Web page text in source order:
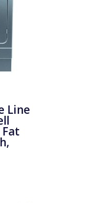
Line